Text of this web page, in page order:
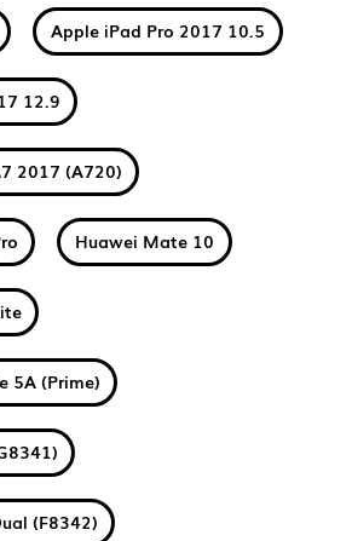
Apple iPad Pro 2017 10.5
12.9
2017 (A720)
Huawei Mate 10
5A (Prime)
(F8342)